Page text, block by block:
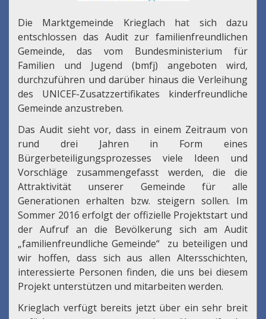
Die Marktgemeinde Krieglach hat sich dazu
entschlossen das Audit zur familienfreundlichen
Gemeinde, das vom Bundesministerium für
Familien und Jugend (bmfj) angeboten wird,
durchzuführen und darüber hinaus die Verleihung
des UNICEF-Zusatzzertifikates kinderfreundliche
Gemeinde anzustreben.
Das Audit sieht vor, dass in einem Zeitraum von
rund drei Jahren in Form eines
Bürgerbeteiligungsprozesses viele Ideen und
Vorschläge zusammengefasst werden, die die
Attraktivität unserer Gemeinde für alle
Generationen erhalten bzw. steigern sollen. Im
Sommer 2016 erfolgt der offizielle Projektstart und
der Aufruf an die Bevölkerung sich am Audit
„familienfreundliche Gemeinde“ zu beteiligen und
wir hoffen, dass sich aus allen Altersschichten,
interessierte Personen finden, die uns bei diesem
Projekt unterstützen und mitarbeiten werden.
Krieglach verfügt bereits jetzt über ein sehr breit